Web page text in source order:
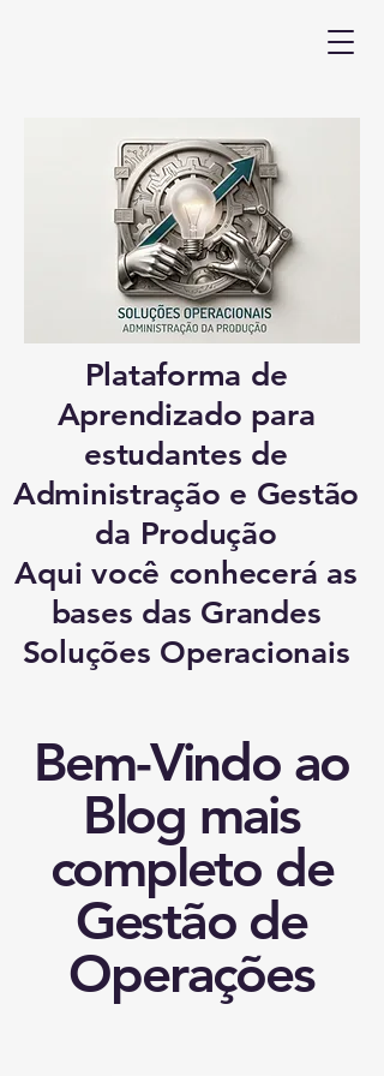
Plataforma de
Aprendizado para
estudantes de
Administração e Gestão
da Produção
Aqui você conhecerá as
bases das Grandes
Soluções Operacionais
Bem-Vindo ao
Blog mais
completo de
Gestão de
Operações